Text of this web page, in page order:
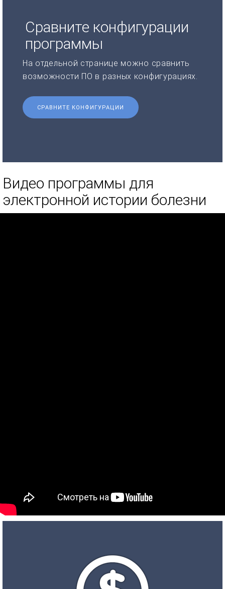
Сравните конфигурации
программы
На отдельной странице можно сравнить
возможности ПО в разных конфигурациях.
СРАВНИТЕ КОНФИГУРАЦИИ
Видео программы для
электронной истории болезни